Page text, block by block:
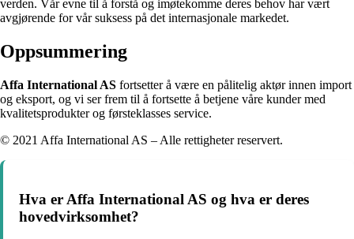
verden. Vår evne til å forstå og imøtekomme deres behov har vært
avgjørende for vår suksess på det internasjonale markedet.
Oppsummering
Affa International AS fortsetter å være en pålitelig aktør innen import
og eksport, og vi ser frem til å fortsette å betjene våre kunder med
kvalitetsprodukter og førsteklasses service.
© 2021 Affa International AS – Alle rettigheter reservert.
Hva er Affa International AS og hva er deres
hovedvirksomhet?